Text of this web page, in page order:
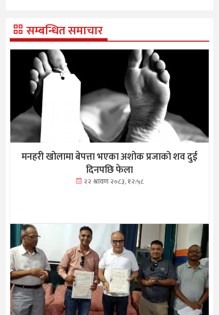
सम्बन्धित समाचार
मनहरी खोलामा बेपत्ता भएका अशोक प्रजाको शव दुई
दिनपछि फेला
२२ श्रावण २०८३, १२:५८